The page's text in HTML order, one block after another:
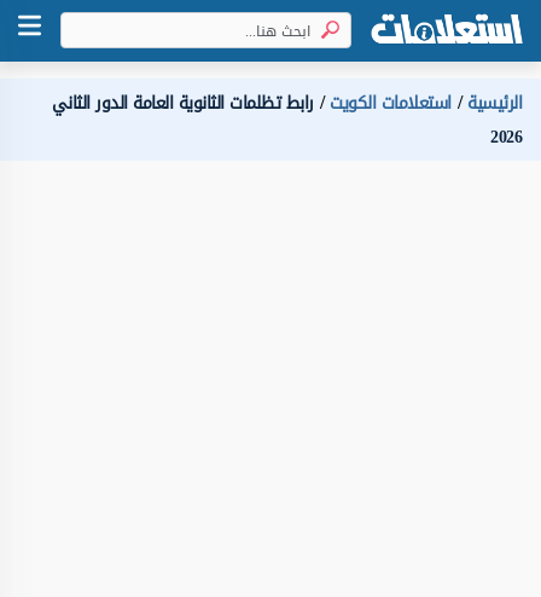
الرئيسية استعلامات الكويت رابط تظلمات الثانوية العامة الدور الثاني
2026